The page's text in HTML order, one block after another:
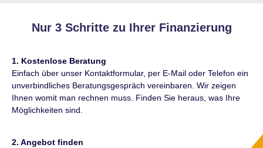
Nur 3 Schritte zu Ihrer Finanzierung
1. Kostenlose Beratung
Einfach über unser Kontaktformular, per E-Mail oder Telefon ein
unverbindliches Beratungsgespräch vereinbaren. Wir zeigen
Ihnen womit man rechnen muss. Finden Sie heraus, was Ihre
Möglichkeiten sind.
2. Angebot finden